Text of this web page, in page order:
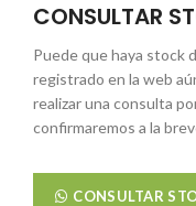
CONSULTAR
Puede que haya stock
registrado en la web
realizar una consulta
confirmaremos a la
CONSULTAR